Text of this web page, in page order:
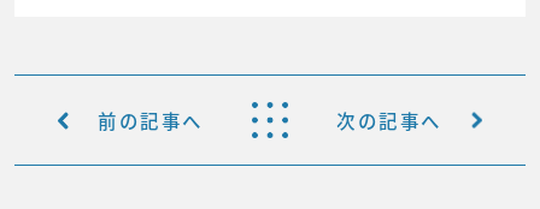
前の記事へ 次の記事へ